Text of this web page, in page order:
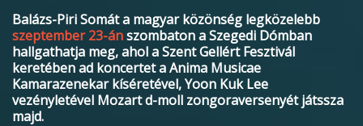
Balázs-Piri Somát a magyar közönség legközelebb
szeptember 23-ánszombaton a Szegedi Dómban
hallgathatja meg, ahol a Szent Gellért Fesztivál
keretében ad koncertet a Anima Musicae
Kamarazenekar kíséretével, Yoon Kuk Lee
vezényletével Mozart d-moll zongoraversenyét játssza
majd.